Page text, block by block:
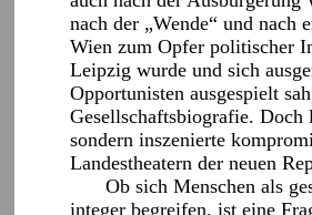
nach der „Wende“ und nach
Wien zum Opfer politischer
Leipzig wurde und sich
Opportunisten ausgespielt
Gesellschaftsbiografie.
sondern inszenierte
Landestheatern der neuen
Ob sich Menschen als
integer begreifen, ist eine